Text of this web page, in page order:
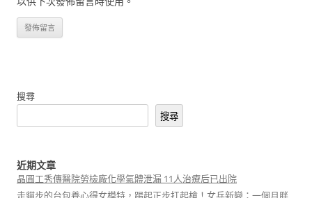
搜尋
搜尋
近期文章
晶圓工秀傳醫院勞檢廠化學氣體泄漏 11人治療后已出院
走貓步的台包養心得女模特，踢起正步扛起槍！女兵新變：一個月胖